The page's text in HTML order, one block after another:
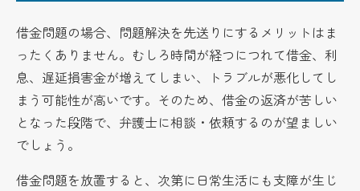
借金問題の場合、問題解決を先送りにするメリットはま
ったくありません。むしろ時間が経つにつれて借金、利
息、遅延損害金が増えてしまい、トラブルが悪化してし
まう可能性が高いです。そのため、借金の返済が苦しい
となった段階で、弁護士に相談・依頼するのが望ましい
でしょう。
借金問題を放置すると、次第に日常生活にも支障が生じ